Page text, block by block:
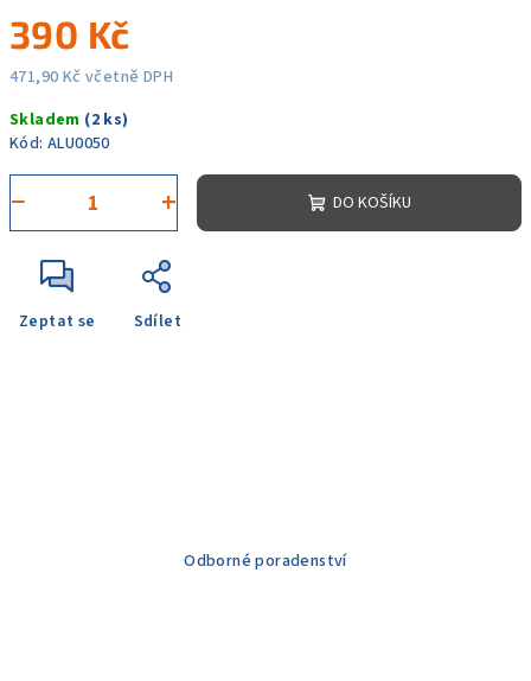
390 Kč
471,90 Kč včetně DPH
cena:
Skladem (2 ks)
Kód: ALU0050
+
− DO KOŠÍKU
Zeptat se Sdílet
Odborné poradenství